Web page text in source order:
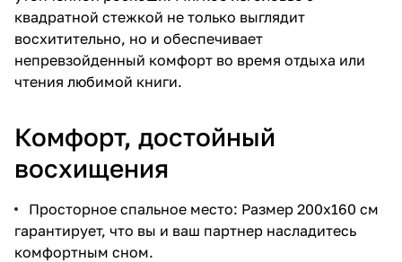
квадратной стежкой не только выглядит
восхитительно, но и обеспечивает
непревзойденный комфорт во время отдыха или
чтения любимой книги.
Комфорт, достойный
восхищения
Просторное спальное место: Размер 200x160 см
гарантирует, что вы и ваш партнер насладитесь
комфортным сном.